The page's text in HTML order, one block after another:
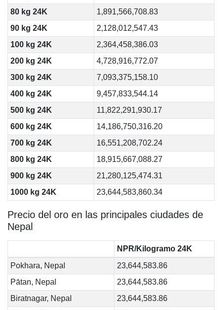
80 kg 24K
1,891,566,708.83
90 kg 24K
2,128,012,547.43
100 kg 24K
2,364,458,386.03
200 kg 24K
4,728,916,772.07
300 kg 24K
7,093,375,158.10
400 kg 24K
9,457,833,544.14
500 kg 24K
11,822,291,930.17
600 kg 24K
14,186,750,316.20
700 kg 24K
16,551,208,702.24
800 kg 24K
18,915,667,088.27
900 kg 24K
21,280,125,474.31
1000 kg 24K
23,644,583,860.34
Precio del oro en las principales ciudades de
Nepal
NPR/Kilogramo 24K
Pokhara, Nepal
23,644,583.86
Pātan, Nepal
23,644,583.86
Biratnagar, Nepal
23,644,583.86